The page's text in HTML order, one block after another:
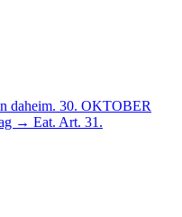
daheim. 30. OKTOBER
→ Eat. Art. 31.